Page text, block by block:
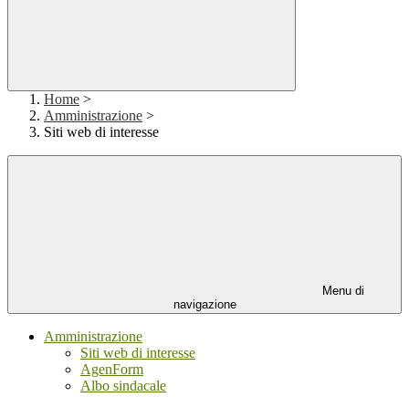
Home >
Amministrazione >
Siti web di interesse
Menu di
navigazione
Amministrazione
Siti web di interesse
AgenForm
Albo sindacale